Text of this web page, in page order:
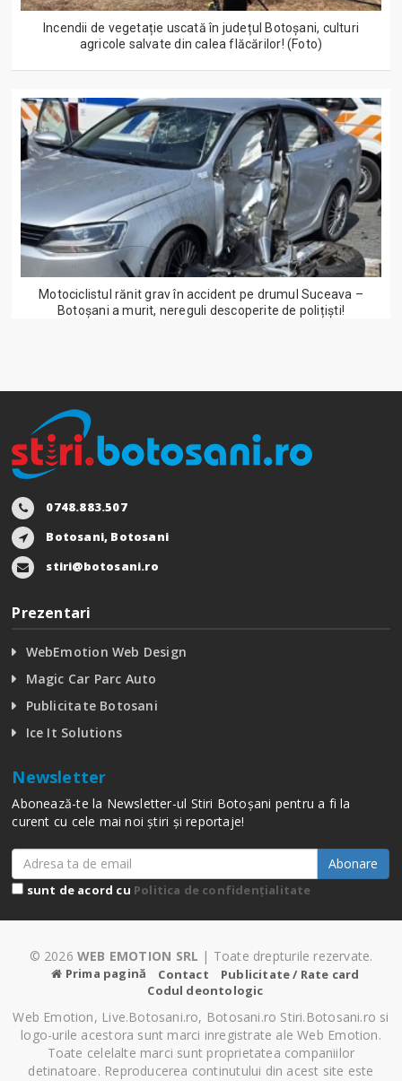
Incendii de vegetație uscată în județul Botoșani, culturi
agricole salvate din calea flăcărilor! (Foto)
Motociclistul rănit grav în accident pe drumul Suceava –
Botoșani a murit, nereguli descoperite de polițiști!
0748.883.507
Botosani, Botosani
stiri@botosani.ro
Prezentari
WebEmotion Web Design
Magic Car Parc Auto
Publicitate Botosani
Ice It Solutions
Newsletter
Abonează-te la Newsletter-ul Stiri Botoșani pentru a fi la
curent cu cele mai noi știri și reportaje!
Abonare
sunt de acord cu Politica de confidențialitate
© 2026 WEB EMOTION SRL | Toate drepturile rezervate.
Prima pagină Contact
Publicitate / Rate card
Codul deontologic
Web Emotion, Live.Botosani.ro, Botosani.ro Stiri.Botosani.ro si
logo-urile acestora sunt marci inregistrate ale Web Emotion.
Toate celelalte marci sunt proprietatea companiilor
detinatoare. Reproducerea continutului din acest site este